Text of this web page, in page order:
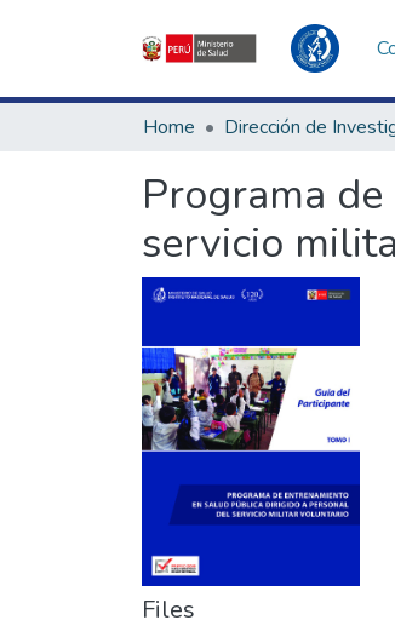
Home
Programa
servicio
Files